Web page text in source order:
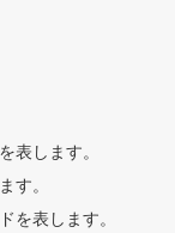
表します。
す。
を表します。